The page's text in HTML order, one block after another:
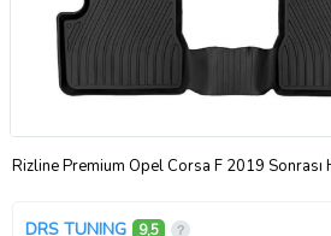
Rizline Premium Opel Corsa F 2019 Sonrası
DRS TUNING 9,5